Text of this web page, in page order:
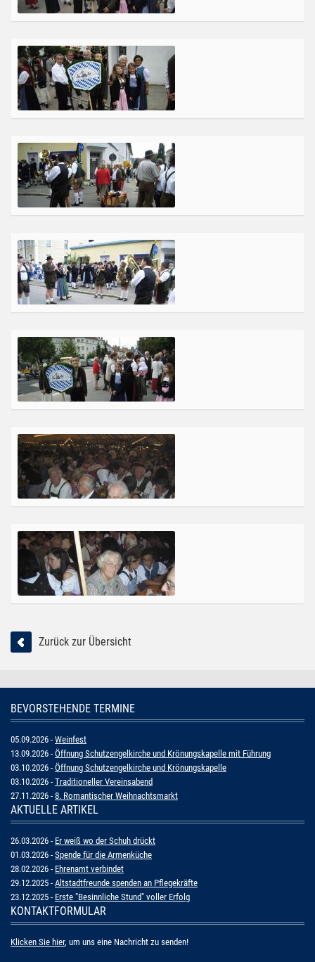
Zurück zur Übersicht
BEVORSTEHENDE TERMINE
05.09.2026 - Weinfest
13.09.2026 - Öffnung Schutzengelkirche und Krönungskapelle mit Führung
03.10.2026 - Öffnung Schutzengelkirche und Krönungskapelle
03.10.2026 - Traditioneller Vereinsabend
27.11.2026 - 8. Romantischer Weihnachtsmarkt
AKTUELLE ARTIKEL
26.03.2026 - Er weiß wo der Schuh drückt
01.03.2026 - Spende für die Armenküche
28.02.2026 - Ehrenamt verbindet
29.12.2025 - Altstadtfreunde spenden an Pflegekräfte
23.12.2025 - Erste "Besinnliche Stund" voller Erfolg
KONTAKTFORMULAR
Klicken Sie hier, um uns eine Nachricht zu senden!